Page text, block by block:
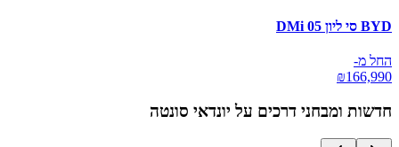
BYD סי ליון 05 DMi
החל מ-
₪166,990
חדשות ומבחני דרכים על יונדאי סונטה